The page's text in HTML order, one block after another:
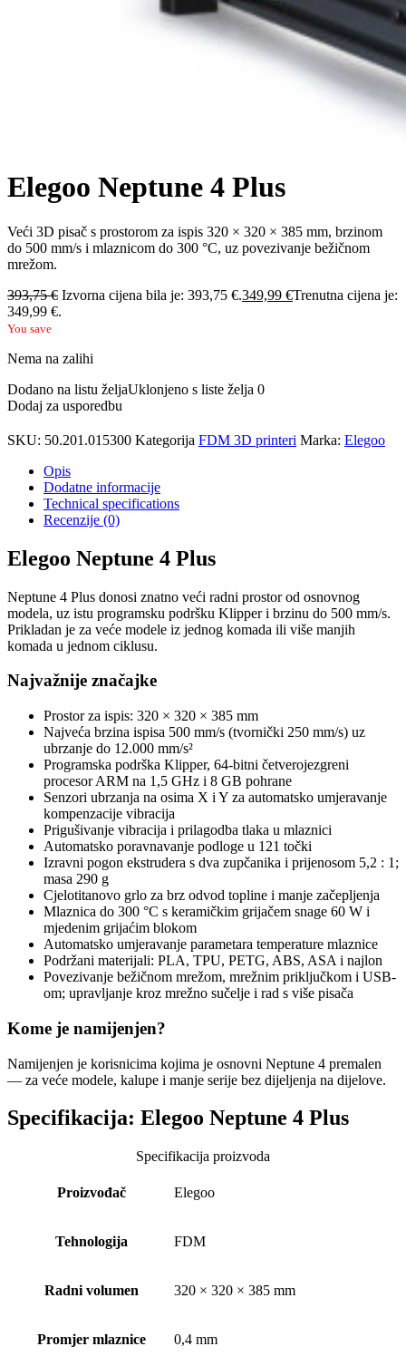
Elegoo Neptune 4 Plus
Veći 3D pisač s prostorom za ispis 320 × 320 × 385 mm, brzinom
do 500 mm/s i mlaznicom do 300 °C, uz povezivanje bežičnom
mrežom.
393,75€ Izvorna cijena bila je: 393,75 €.349,99 €Trenutna cijena je:
349,99 €.
You save
Nema na zalihi
Dodano na listu željaUklonjeno s liste želja 0
Dodaj za usporedbu
SKU: 50.201.015300 Kategorija FDM 3D printeri Marka: Elegoo
Opis
Dodatne informacije
Technical specifications
Recenzije (0)
Elegoo Neptune 4 Plus
Neptune 4 Plus donosi znatno veći radni prostor od osnovnog
modela, uz istu programsku podršku Klipper i brzinu do 500 mm/s.
Prikladan je za veće modele iz jednog komada ili više manjih
komada u jednom ciklusu.
Najvažnije značajke
Prostor za ispis: 320 × 320 × 385 mm
Najveća brzina ispisa 500 mm/s (tvornički 250 mm/s) uz
ubrzanje do 12.000 mm/s²
Programska podrška Klipper, 64-bitni četverojezgreni
procesor ARM na 1,5 GHz i 8 GB pohrane
Senzori ubrzanja na osima X i Y za automatsko umjeravanje
kompenzacije vibracija
Prigušivanje vibracija i prilagodba tlaka u mlaznici
Automatsko poravnavanje podloge u 121 točki
Izravni pogon ekstrudera s dva zupčanika i prijenosom 5,2 : 1;
masa 290 g
Cjelotitanovo grlo za brz odvod topline i manje začepljenja
Mlaznica do 300 °C s keramičkim grijačem snage 60 W i
mjedenim grijaćim blokom
Automatsko umjeravanje parametara temperature mlaznice
Podržani materijali: PLA, TPU, PETG, ABS, ASA i najlon
Povezivanje bežičnom mrežom, mrežnim priključkom i USB-
om; upravljanje kroz mrežno sučelje i rad s više pisača
Kome je namijenjen?
Namijenjen je korisnicima kojima je osnovni Neptune 4 premalen
— za veće modele, kalupe i manje serije bez dijeljenja na dijelove.
Specifikacija: Elegoo Neptune 4 Plus
Specifikacija proizvoda
Proizvođač Elegoo
Tehnologija FDM
Radni volumen 320 × 320 × 385 mm
Promjer mlaznice 0,4 mm